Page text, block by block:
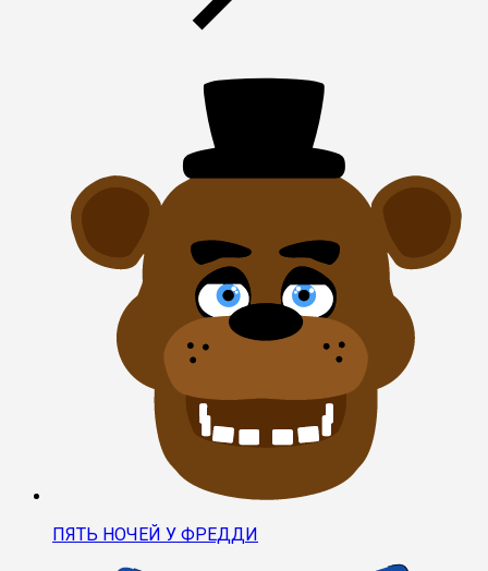
ПЯТЬ НОЧЕЙ У ФРЕДДИ